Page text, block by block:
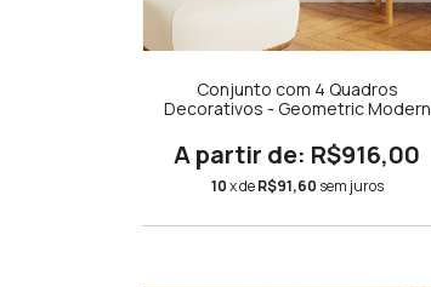
Conjunto com 4 Quadros
Decorativos - Geometric Modern
R$916,00
10x deR$91,60 sem juros